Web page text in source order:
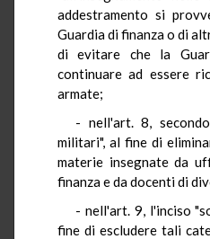
addestramento si
Guardia di finanza o di
di evitare che la
continuare ad essere
armate;
- nell'art. 8,
militari", al fine di
materie insegnate da
finanza e da docenti di
- nell'art. 9, l'inciso
fine di escludere tali